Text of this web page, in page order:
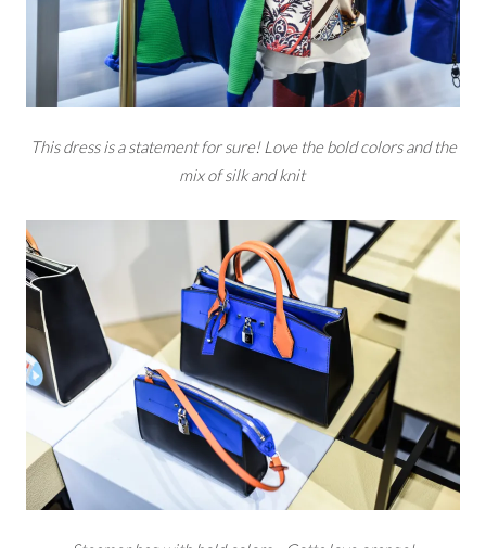
This dress is a statement for sure! Love the bold colors and the
mix of silk and knit